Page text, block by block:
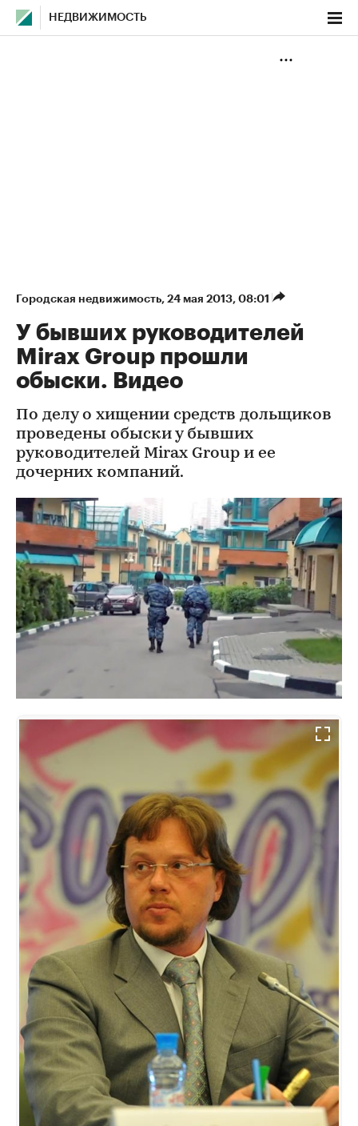
НЕДВИЖИМОСТЬ
Городская недвижимость⁠, 24 мая 2013, 08:01
У бывших руководителей
Mirax Group прошли
обыски. Видео
По делу о хищении средств дольщиков
проведены обыски у бывших
руководителей Mirax Group и ее
дочерних компаний.